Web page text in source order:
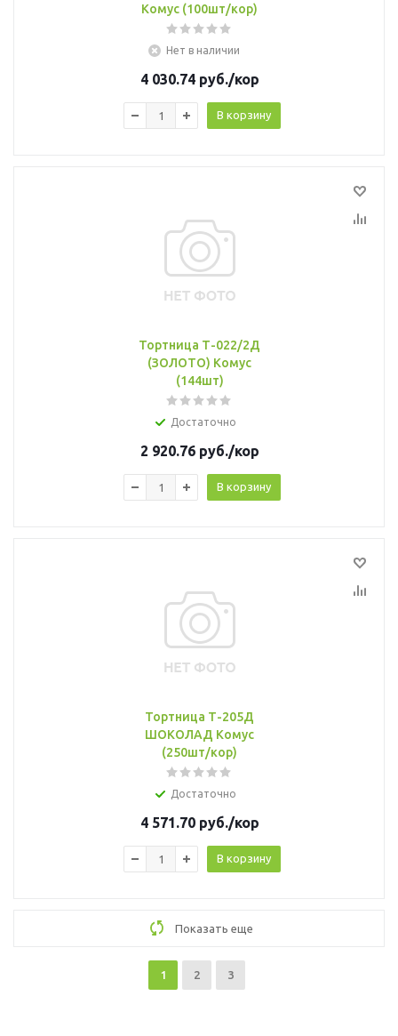
Комус (100шт/кор)
Нет в наличии
4 030.74руб./кор
В корзину
Тортница Т-022/2Д
(ЗОЛОТО) Комус
(144шт)
Достаточно
2 920.76руб./кор
В корзину
Тортница Т-205Д
ШОКОЛАД Комус
(250шт/кор)
Достаточно
4 571.70руб./кор
В корзину
Показать еще
1 2 3